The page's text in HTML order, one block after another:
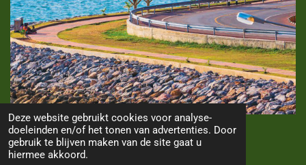
Deze website gebruikt cookies voor analyse-
doeleinden en/of het tonen van advertenties. Door
gebruik te blijven maken van de site gaat u
hiermee akkoord.
TOP